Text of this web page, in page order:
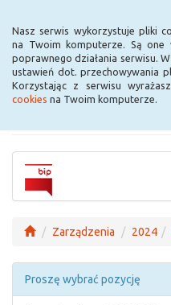
Nasz serwis wykorzystuje pliki
na Twoim komputerze. Są one
poprawnego działania serwisu.
ustawień dot. przechowywania
Korzystając z serwisu
cookies na Twoim komputerze.
Urząd
Zarządzenia 2024
Proszę wybrać pozycję